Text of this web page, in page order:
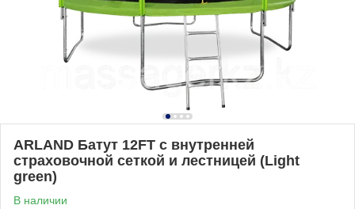
ARLAND Батут 12FT с внутренней
страховочной сеткой и лестницей (Light
green)
В наличии